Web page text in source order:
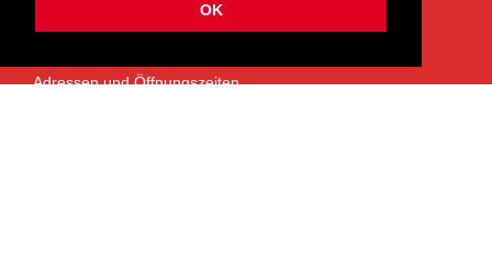
OK
ÜBER UNS
Adressen und Öffnungszeiten